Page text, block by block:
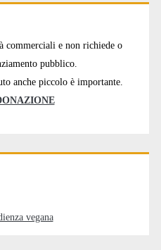
commerciali e non richiede o
pubblico.
anche piccolo è importante.